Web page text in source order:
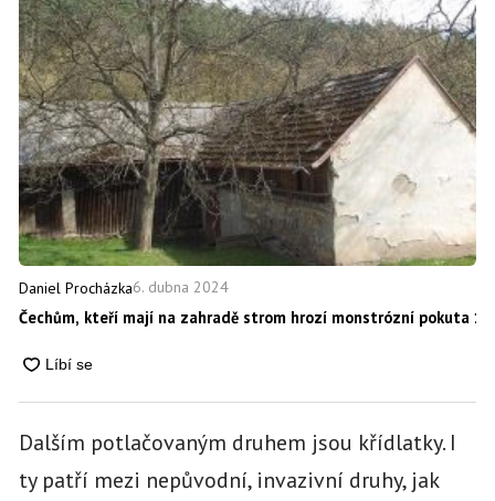
Daniel Procházka6. dubna 2024
Čechům, kteří mají na zahradě strom hrozí monstrózní pokuta
Dalším potlačovaným druhem jsou křídlatky. I
ty patří mezi nepůvodní, invazivní druhy, jak